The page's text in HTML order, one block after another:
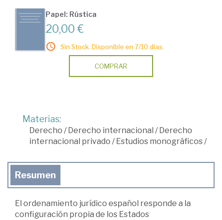
Papel: Rústica
20,00 €
Sin Stock. Disponible en 7/10 días.
COMPRAR
Materias:
Derecho / Derecho internacional / Derecho
internacional privado / Estudios monográficos/
Resumen
El ordenamiento jurídico español responde a la
configuración propia de los Estados